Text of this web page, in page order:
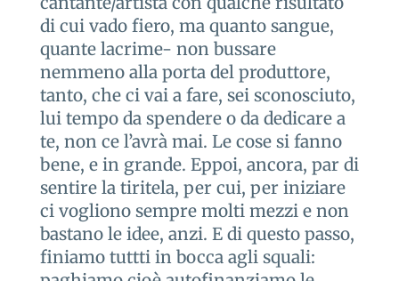
di cui vado fiero, ma quanto sangue,
quante lacrime- non bussare
nemmeno alla porta del produttore,
tanto, che ci vai a fare, sei sconosciuto,
lui tempo da spendere o da dedicare a
te, non ce l’avrà mai. Le cose si fanno
bene, e in grande. Eppoi, ancora, par di
sentire la tiritela, per cui, per iniziare
ci vogliono sempre molti mezzi e non
bastano le idee, anzi. E di questo passo,
finiamo tuttti in bocca agli squali: